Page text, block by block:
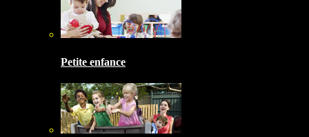
Petite enfance